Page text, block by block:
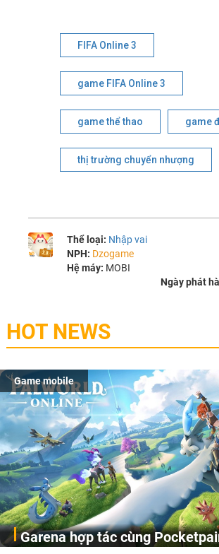
FIFA Online 3
game FIFA Online 3
game thể thao game
thị trường chuyển nhượng
Thể loại: Nhập vai
NPH: Dzogame
Hệ máy: MOBI
Ngày phát
HOT NEWS
Game mobile
Garena hợp tác cùng